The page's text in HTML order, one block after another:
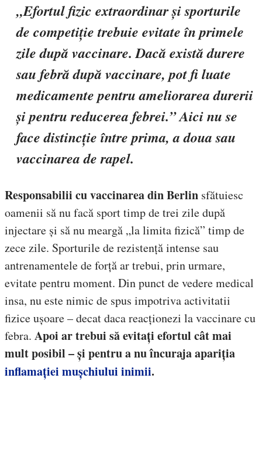
„Efortul fizic extraordinar și sporturile
de competiție trebuie evitate în primele
zile după vaccinare. Dacă există durere
sau febră după vaccinare, pot fi luate
medicamente pentru ameliorarea durerii
și pentru reducerea febrei.”Aici nu se
face distincție între prima, a doua sau
vaccinarea de rapel.
Responsabilii cu vaccinarea din Berlin sfătuiesc
oamenii să nu facă sport timp de trei zile după
injectare și să nu meargă „la limita fizică” timp de
zece zile. Sporturile de rezistență intense sau
antrenamentele de forță ar trebui, prin urmare,
evitate pentru moment. Din punct de vedere medical
insa, nu este nimic de spus impotriva activitatii
fizice ușoare – decat daca reacționezi la vaccinare cu
febra. Apoi ar trebui să evitați efortul cât mai
mult posibil – și pentru a nu încuraja apariția
inflamației mușchiului inimii.